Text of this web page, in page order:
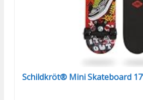
Schildkröt® Mini Skateboard